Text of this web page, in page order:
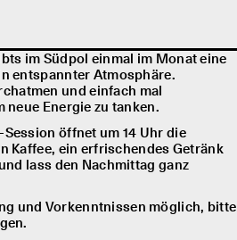
im Südpol einmal im Monat eine
entspannter Atmosphäre.
und einfach mal
Energie zu tanken.
öffnet um 14 Uhr die
Kaffee, ein erfrischendes Getränk
lass den Nachmittag ganz
und Vorkenntnissen möglich, bitte